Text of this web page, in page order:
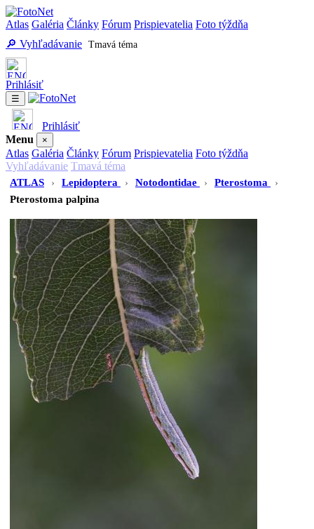
Atlas Galéria Články Fórum Prispievatelia Foto týždňa
🔎 Vyhľadávanie Tmavá téma
Prihlásiť
☰
Prihlásiť
Menu
×
Atlas Galéria Články Fórum Prispievatelia Foto týždňa
Vyhľadávanie Tmavá téma
ATLAS
› Lepidoptera › Notodontidae › Pterostoma
›
Pterostoma palpina